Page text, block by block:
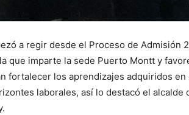
a regir desde el Proceso de Admisión
que imparte la sede Puerto Montt y
fortalecer los aprendizajes adquiridos
laborales, así lo destacó el alcalde